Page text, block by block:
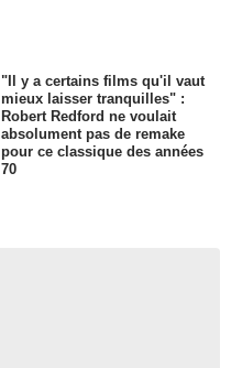
"Il y a certains films qu'il vaut
mieux laisser tranquilles" :
Robert Redford ne voulait
absolument pas de remake
pour ce classique des années
70